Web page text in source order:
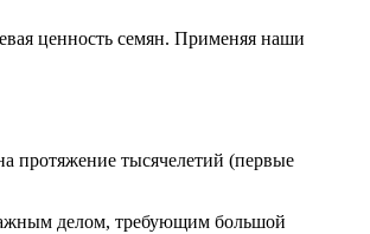
ценность семян. Применяя наши
протяжение тысячелетий (первые
делом, требующим большой